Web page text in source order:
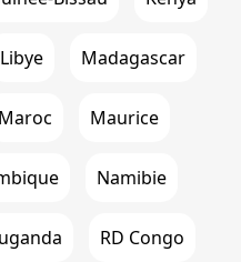
Libye Madagascar
Maroc Maurice
Namibie
RD Congo